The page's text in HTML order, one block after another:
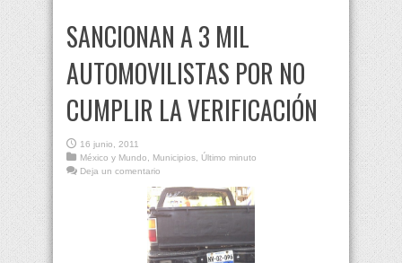
SANCIONAN A 3 MIL
AUTOMOVILISTAS POR NO
CUMPLIR LA VERIFICACIÓN
16 junio, 2011
México y Mundo
Municipios
Último minuto
Deja un comentario